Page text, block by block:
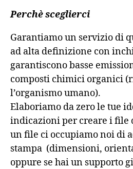
Perchè sceglierci
Garantiamo un servizio di
ad alta definizione con
garantiscono basse
composti chimici organici
l’organismo umano).
Elaboriamo da zero le tue
indicazioni per creare i file
un file ci occupiamo noi di
stampa (dimensioni,
oppure se hai un supporto